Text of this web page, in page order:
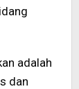
adalah
dan